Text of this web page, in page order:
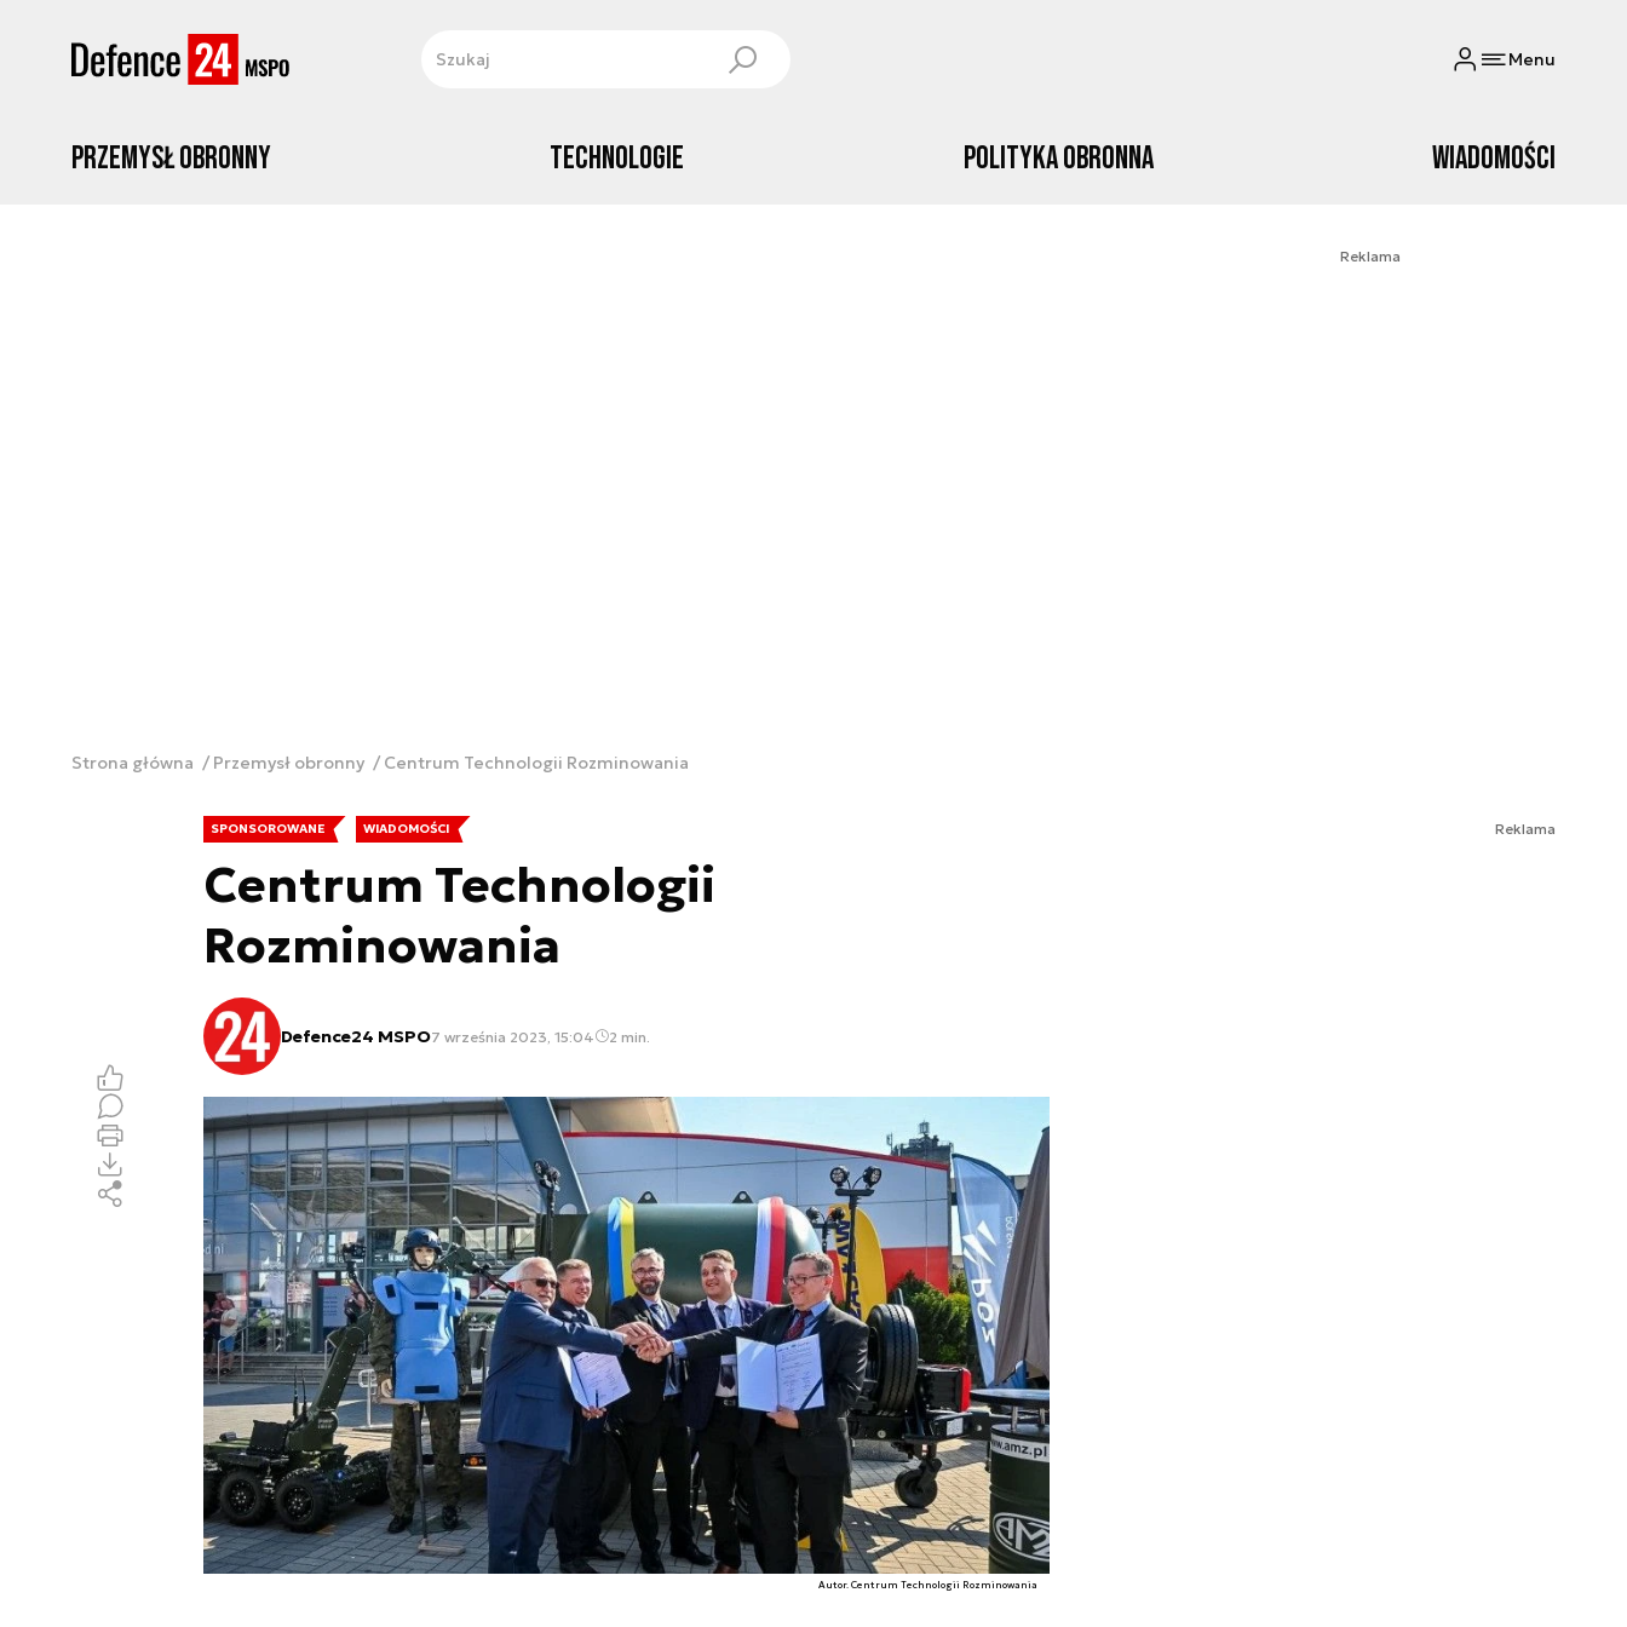
Menu
Przemysł obronny Technologie Polityka obronna Wiadomości
Reklama
Strona główna Przemysł obronny Centrum Technologii Rozminowania
SPONSOROWANE WIADOMOŚCI
Centrum Technologii
Rozminowania
Defence24 MSPO7 września 2023, 15:04 2 min.
Autor. Centrum Technologii Rozminowania
Reklama